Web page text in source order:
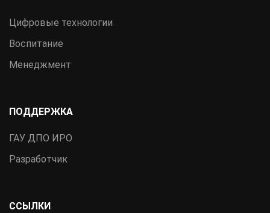
Цифровые технологии
Воспитание
Менеджмент
ПОДДЕРЖКА
ГАУ ДПО ИРО
Разработчик
ССЫЛКИ